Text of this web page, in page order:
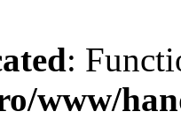
:
www/